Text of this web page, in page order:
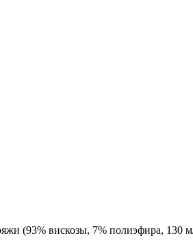
(93% вискозы, 7% полиэфира,